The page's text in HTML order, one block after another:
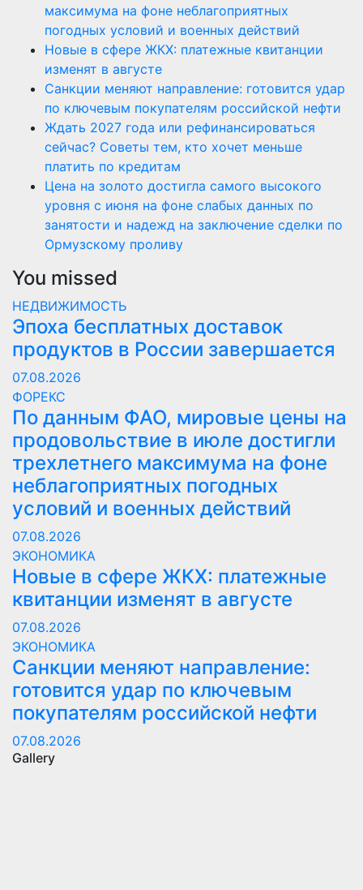
максимума на фоне неблагоприятных
погодных условий и военных действий
Новые в сфере ЖКХ: платежные квитанции
изменят в августе
Санкции меняют направление: готовится удар
по ключевым покупателям российской нефти
Ждать 2027 года или рефинансироваться
сейчас? Советы тем, кто хочет меньше
платить по кредитам
Цена на золото достигла самого высокого
уровня с июня на фоне слабых данных по
занятости и надежд на заключение сделки по
Ормузскому проливу
You missed
НЕДВИЖИМОСТЬ
Эпоха бесплатных доставок
продуктов в России завершается
07.08.2026
ФОРЕКС
По данным ФАО, мировые цены на
продовольствие в июле достигли
трехлетнего максимума на фоне
неблагоприятных погодных
условий и военных действий
07.08.2026
ЭКОНОМИКА
Новые в сфере ЖКХ: платежные
квитанции изменят в августе
07.08.2026
ЭКОНОМИКА
Санкции меняют направление:
готовится удар по ключевым
покупателям российской нефти
07.08.2026
Gallery